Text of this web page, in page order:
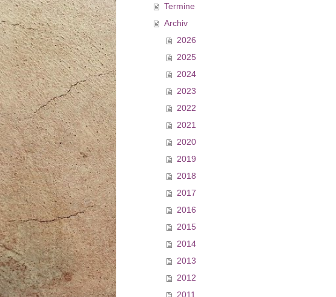
Termine
Archiv
2026
2025
2024
2023
2022
2021
2020
2019
2018
2017
2016
2015
2014
2013
2012
2011